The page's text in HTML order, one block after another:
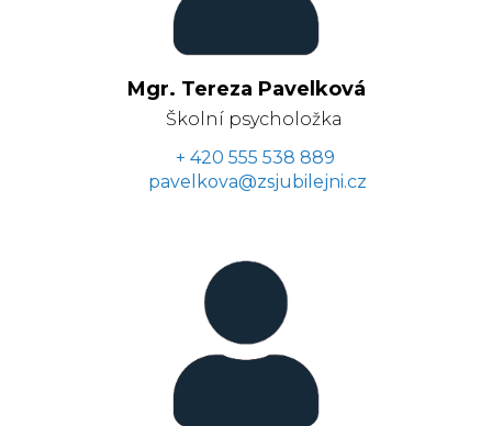
Mgr. Tereza Pavelková
Školní psycholožka
+ 420 555 538 889
pavelkova@zsjubilejni.cz